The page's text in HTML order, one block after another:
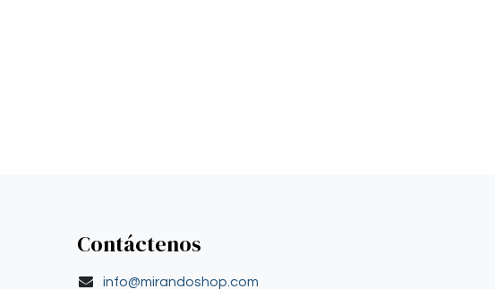
Contáctenos
info@mirandoshop.com